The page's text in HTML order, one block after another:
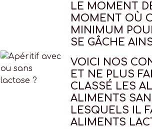
LE MOMENT
MOMENT OÙ
MINIMUM
SE GÂCHE
VOICI NOS
ET NE PLUS
CLASSÉ LES
ALIMENTS
LESQUELS IL
ALIMENTS